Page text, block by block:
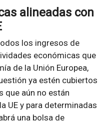
alineadas con
los ingresos de
económicas que
de la Unión Europea,
ya estén cubiertos
que aún no están
UE y para determinadas
una bolsa de